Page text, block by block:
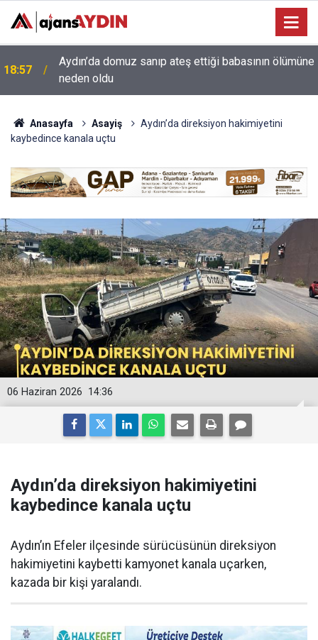
18:13 Yeni Parti'nin Aydın kurucu yönetimi belli oldu
Anasayfa Asayiş
Aydın’da direksiyon hakimiyetini
kaybedince kanala uçtu
14:36
06 Haziran 2026
Aydın’da direksiyon hakimiyetini
kaybedince kanala uçtu
Aydın’ın Efeler ilçesinde sürücüsünün direksiyon
hakimiyetini kaybetti kamyonet kanala uçarken,
kazada bir kişi yaralandı.